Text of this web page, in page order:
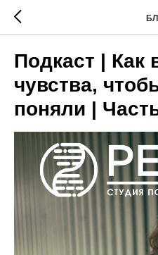
Подкаст | Как
чувства,
поняли |